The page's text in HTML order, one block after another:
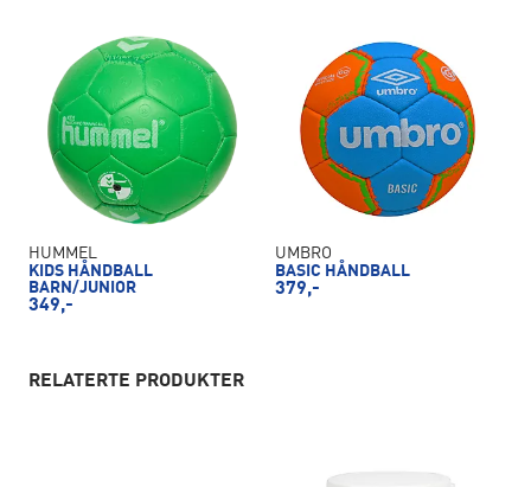
HUMMEL
KIDS HÅNDBALL
BARN/JUNIOR
349,-
UMBRO
BASIC HÅNDBALL
379,-
RELATERTE PRODUKTER